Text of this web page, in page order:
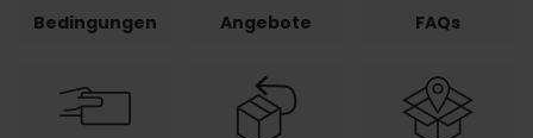
Bedingungen Angebote FAQs